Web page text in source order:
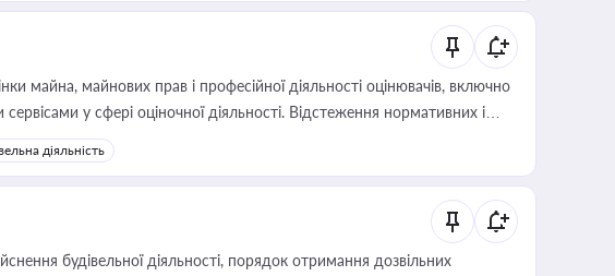
майна, майнових прав і професійної діяльності оцінювачів, включно
у сфері оціночної діяльності. Відстеження нормативних і
керівника, юриста або бухгалтера під час оподаткування,
і перевірки статусу суб'єктів оціночної діяльності
діяльність
будівельної діяльності, порядок отримання дозвільних